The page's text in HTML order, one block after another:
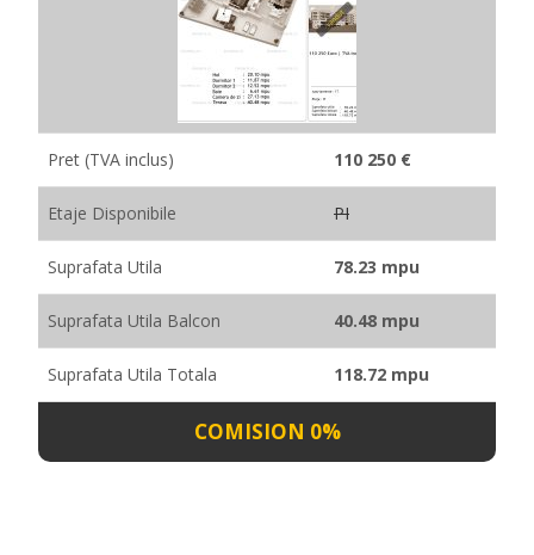
Pret (TVA inclus) 110 250 €
Etaje Disponibile PI
Suprafata Utila 78.23 mpu
Suprafata Utila Balcon 40.48 mpu
Suprafata Utila Totala 118.72 mpu
COMISION 0%